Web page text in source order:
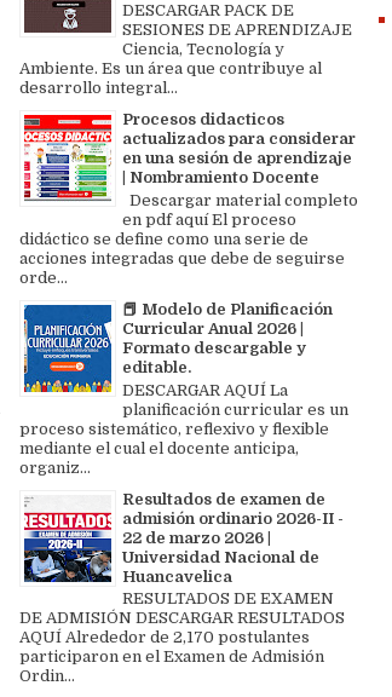
DESCARGAR PACK DE
SESIONES DE APRENDIZAJE
Ciencia, Tecnología y
Ambiente. Es un área que contribuye al
desarrollo integral...
Procesos didacticos
actualizados para considerar
en una sesión de aprendizaje
| Nombramiento Docente
Descargar material completo
en pdf aquí El proceso
didáctico se define como una serie de
acciones integradas que debe de seguirse
orde...
📕 Modelo de Planificación
Curricular Anual 2026 |
Formato descargable y
editable.
DESCARGAR AQUÍ La
planificación curricular es un
proceso sistemático, reflexivo y flexible
mediante el cual el docente anticipa,
organiz...
Resultados de examen de
admisión ordinario 2026-II -
22 de marzo 2026 |
Universidad Nacional de
Huancavelica
RESULTADOS DE EXAMEN
DE ADMISIÓN DESCARGAR RESULTADOS
AQUÍ Alrededor de 2,170 postulantes
participaron en el Examen de Admisión
Ordin...